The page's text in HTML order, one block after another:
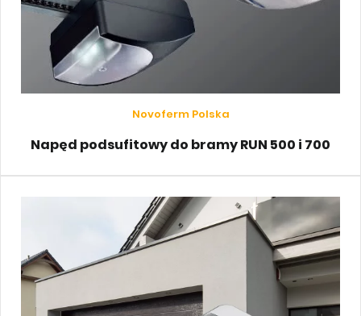
Novoferm Polska
Napęd podsufitowy do bramy RUN 500 i 700